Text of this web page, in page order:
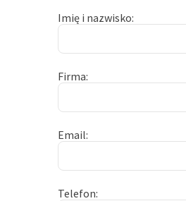
Imię i nazwisko
Firma
Email
Telefon